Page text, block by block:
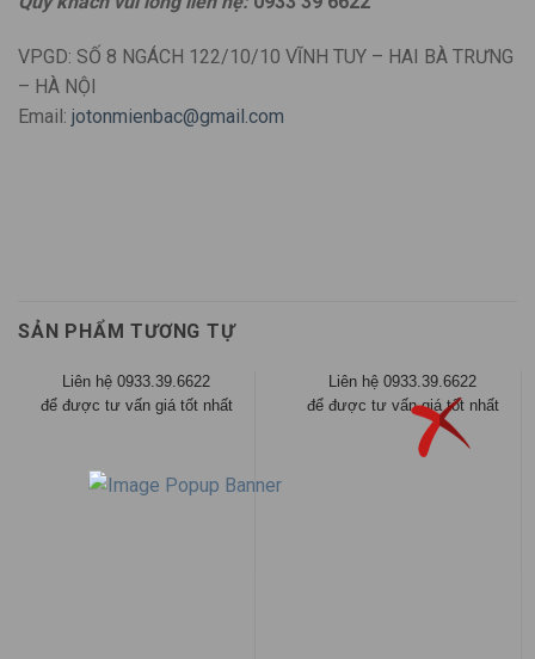
VPGD: SỐ 8 NGÁCH 122/10/10 VĨNH TUY – HAI BÀ TRƯNG
– HÀ NỘI
Email: jotonmienbac@gmail.com
SẢN PHẨM TƯƠNG TỰ
Liên hệ 0933.39.6622
để được tư vấn giá tốt nhất
Liên hệ 0933.39.6622
để được tư vấn giá tốt nhất